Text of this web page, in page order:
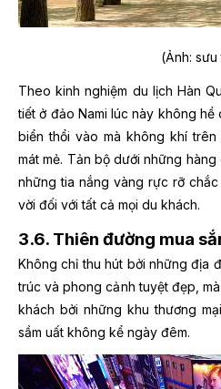
(Ảnh: sưu
Theo kinh nghiệm du lịch Hàn
tiết ở đảo Nami lúc này không
biển thổi vào mà không khí
mát mẻ. Tản bộ dưới những
những tia nắng vàng rực rỡ
vời đối với tất cả mọi du khách.
3.6. Thiên đường mua
Không chỉ thu hút bởi những địa
trúc và phong cảnh tuyệt đẹp,
khách bởi những khu thương
sầm uất không kể ngày đêm.